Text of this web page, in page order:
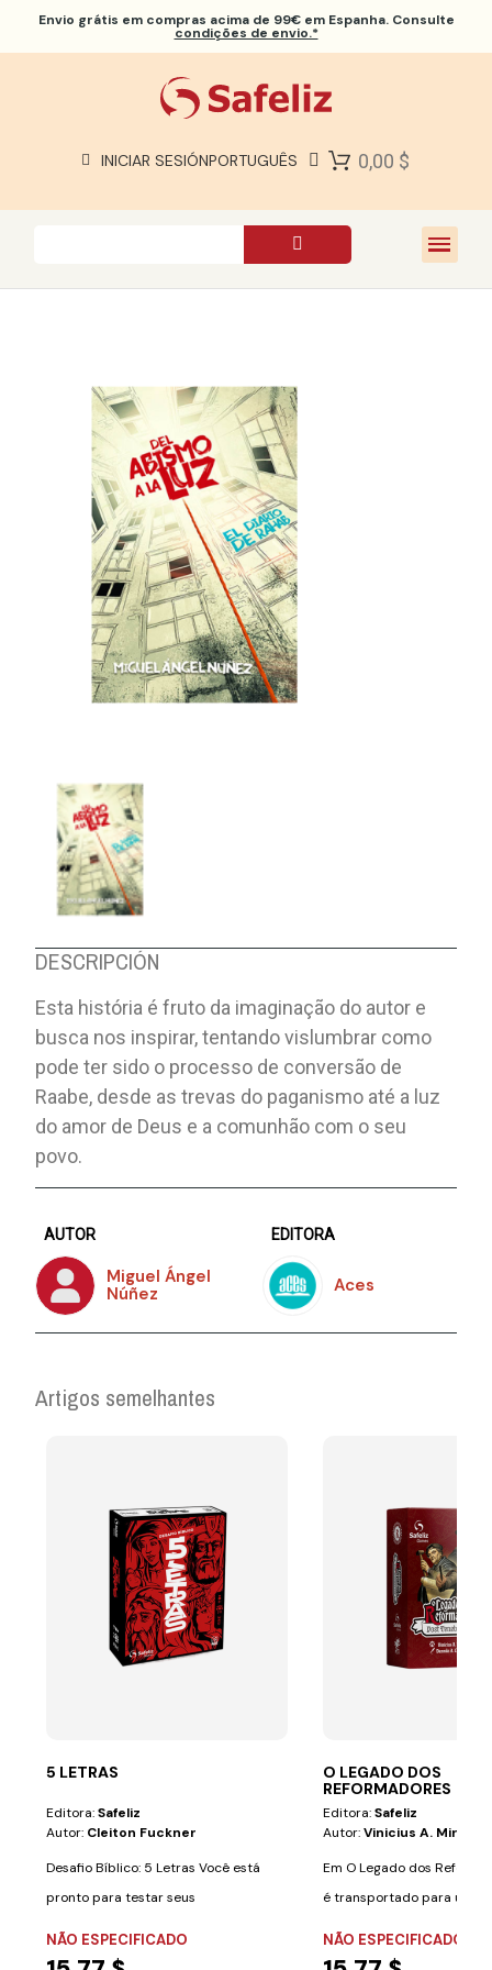
Envio grátis em compras acima de 99€ em Espanha. Consulte
condições de envio.*
INICIAR SESIÓNPORTUGUÊS 0,00 $
SOBRE NÓS
DESCRIPCIÓN
Esta história é fruto da imaginação do autor e
busca nos inspirar, tentando vislumbrar como
pode ter sido o processo de conversão de
Raabe, desde as trevas do paganismo até a luz
do amor de Deus e a comunhão com o seu
povo.
AUTOR
Miguel Ángel
Núñez
EDITORA
Aces
Artigos semelhantes
5 LETRAS
Editora:Safeliz
Autor: Cleiton Fuckner
Desafio Bíblico: 5 Letras Você está
pronto para testar seus
NÃO ESPECIFICADO
O LEGADO DOS
REFORMADORES
Editora:Safeliz
Autor:Vinicius A. Miranda
Em O Legado dos
é transportado para um
NÃO ESPECIFICADO